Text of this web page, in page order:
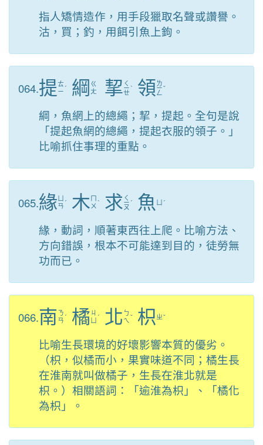
指人矯情造作，用手段獵取名聲或讚譽。
沽，買；釣，用餌引魚上鉤。
064.提ㄊ
ㄧ ˊ 綱 ㄍ
ㄤ
挈 ㄑ
ㄧ
ㄝ
ˋ 領 ㄌ
ㄧ
ㄥ
ˇ
綱，魚網上的總繩；挈，提起。全句是說
「提起魚網的總繩，提起衣服的領子。」
比喻抓住事理的重點。
065.緣ㄢ ˊ 木 ㄇ
ㄨ ˋ 求 ㄑ
ㄧ
ㄡ
ˊ 魚 ˊ
緣，動詞，順著東西往上爬。比喻方法、
方向錯誤，根本不可能達到目的，徒勞無
功而已。
066.南 ㄋ
ㄢ ˊ 橘 ㄐ
ˊ 北 ㄅ
ㄟ ˇ 枳 ㄓˇ
比喻生長環境的好壞影響本質的優劣。
（枳，似橘而小，果實味道不同；橘生長
在淮南就叫做橘子，生長在淮北就是
枳。）相關語詞：「逾淮為枳」、「橘化
為枳」。